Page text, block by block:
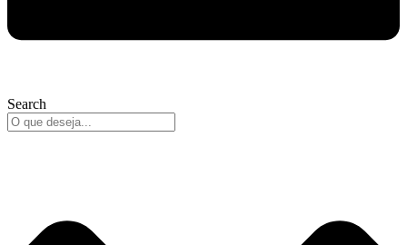
Search